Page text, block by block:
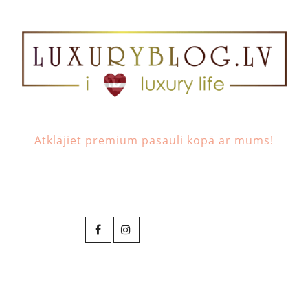
Atklājiet premium pasauli kopā ar mums!